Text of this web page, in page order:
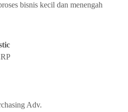
bisnis kecil dan menengah
Adv.